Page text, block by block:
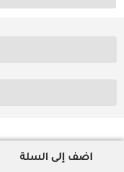
اضف إلى السلة